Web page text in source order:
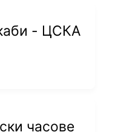
- ЦСКА
часове